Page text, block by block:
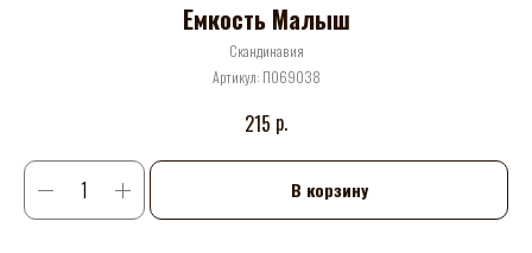
Емкость Малыш
Скандинавия
Артикул: П069038
215 р.
В корзину